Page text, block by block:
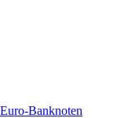
Banknoten